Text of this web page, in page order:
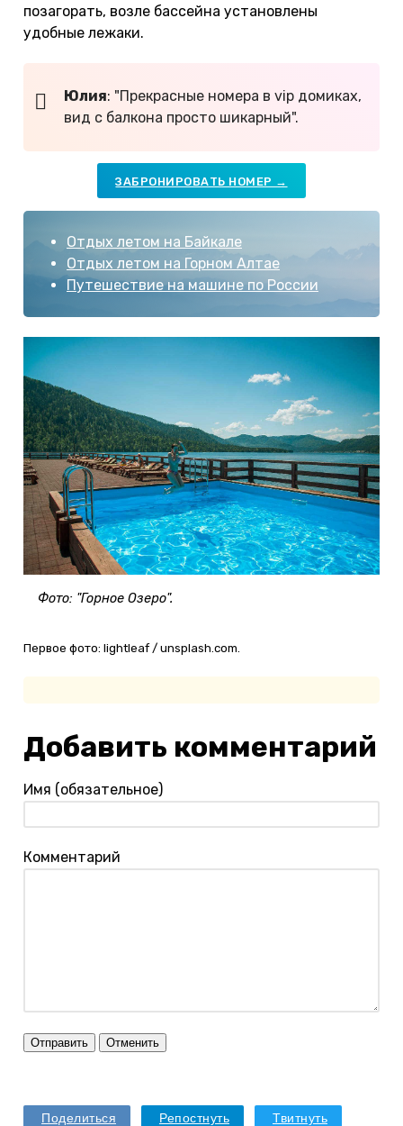
позагорать, возле бассейна установлены
удобные лежаки.
Юлия: "Прекрасные номера в vip домиках,
вид с балкона просто шикарный".
ЗАБРОНИРОВАТЬ НОМЕР →
Отдых летом на Байкале
Отдых летом на Горном Алтае
Путешествие на машине по России
Фото: "Горное Озеро".
Первое фото: lightleaf / unsplash.com.
Добавить комментарий
Имя (обязательное)
Комментарий
Отправить Отменить
Поделиться Репостнуть Твитнуть